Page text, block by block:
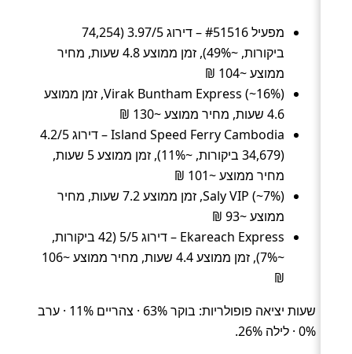
מפעיל #51516 – דירוג 3.97/5 (74,254
ביקורות, ~49%), זמן ממוצע 4.8 שעות, מחיר
ממוצע ~104 ₪
Virak Buntham Express (~16%), זמן ממוצע
4.6 שעות, מחיר ממוצע ~130 ₪
Island Speed Ferry Cambodia – דירוג 4.2/5
(34,679 ביקורות, ~11%), זמן ממוצע 5 שעות,
מחיר ממוצע ~101 ₪
Saly VIP (~7%), זמן ממוצע 7.2 שעות, מחיר
ממוצע ~93 ₪
Ekareach Express – דירוג 5/5 (42 ביקורות,
~7%), זמן ממוצע 4.4 שעות, מחיר ממוצע ~106
₪
שעות יציאה פופולריות: בוקר 63% · צהריים 11% · ערב
0% · לילה 26%.